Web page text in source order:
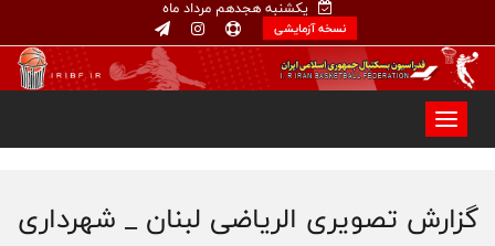
یکشنبه هجدهم مرداد ماه
نسخه آزمایشی
گزارش تصویری الریاضی لبنان _ شهرداری